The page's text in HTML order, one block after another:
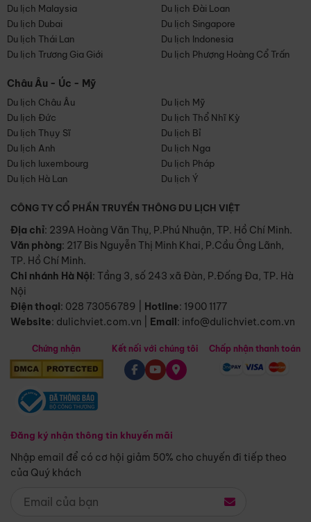
Du lịch Malaysia
Du lịch Đài Loan
Du lịch Dubai
Du lịch Singapore
Du lịch Thái Lan
Du lịch Indonesia
Du lịch Trương Gia Giới
Du lịch Phượng Hoàng Cổ Trấn
Châu Âu - Úc - Mỹ
Du lịch Châu Âu
Du lịch Mỹ
Du lịch Đức
Du lịch Thổ Nhĩ Kỳ
Du lịch Thụy Sĩ
Du lịch Bỉ
Du lịch Anh
Du lịch Nga
Du lịch luxembourg
Du lịch Pháp
Du lịch Hà Lan
Du lịch Ý
CÔNG TY CỔ PHẦN TRUYỀN THÔNG DU LỊCH VIỆT
Địa chỉ: 239A Hoàng Văn Thụ, P.Phú Nhuận, TP. Hồ Chí Minh.
Văn phòng: 217 Bis Nguyễn Thị Minh Khai, P.Cầu Ông Lãnh,
TP. Hồ Chí Minh.
Chi nhánh Hà Nội: Tầng 3, số 243 xã Đàn, P.Đống Đa, TP. Hà
Nội
Điện thoại: 028 73056789 Hotline: 1900 1177
Website: dulichviet.com.vn Email: info@dulichviet.com.vn
Chứng nhận
Đăng ký nhận thông tin khuyến mãi
Nhập email để có cơ hội giảm 50% cho chuyến đi tiếp theo
của Quý khách
Kết nối với chúng tôi Chấp nhận thanh toán